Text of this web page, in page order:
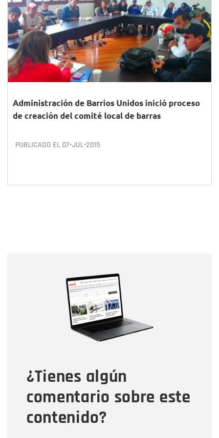
Administración de Barrios Unidos inició proceso
de creación del comité local de barras
PUBLICADO EL 07•JUL•2015
¿Tienes algún
comentario sobre este
contenido?
Correo electrónico
Tipo de comentario
Mensaje